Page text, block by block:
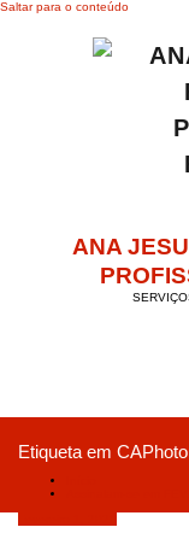
Saltar para o conteúdo
ANA
Etiqueta em